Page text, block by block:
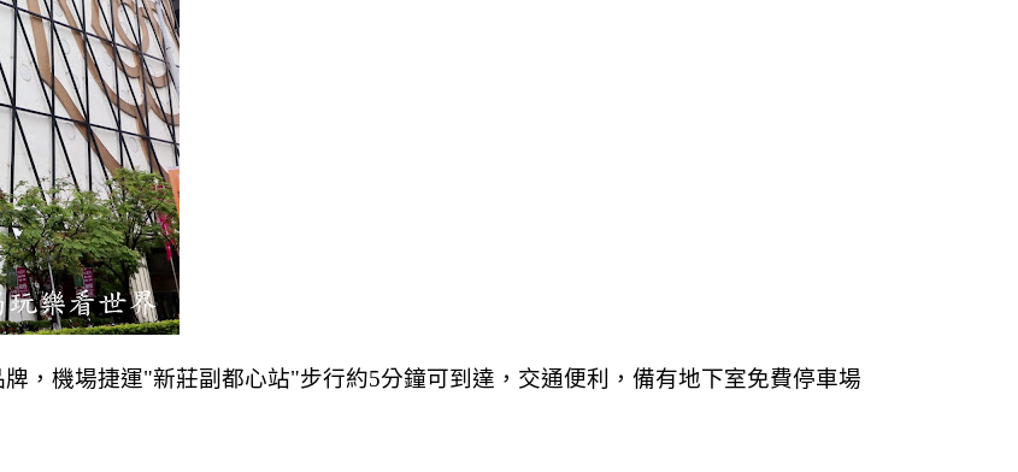
，機場捷運"新莊副都心站"步行約5分鐘可到達，交通便利，備有地下室免費停車場